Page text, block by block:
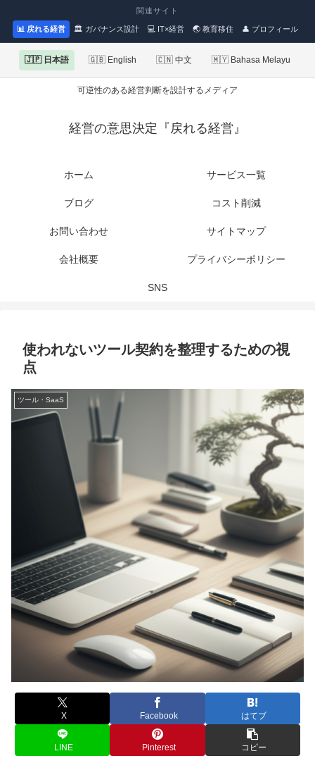
関連サイト
📊 戻れる経営 🏛 ガバナンス設計 💻 IT×経営 🌏 教育移住 👤 プロフィール
🇯🇵 日本語 🇬🇧 English 🇨🇳 中文 🇲🇾 Bahasa Melayu
可逆性のある経営判断を設計するメディア
経営の意思決定『戻れる経営』
ホーム サービス一覧
ブログ コスト削減
お問い合わせ サイトマップ
会社概要 プライバシーポリシー
SNS
使われないツール契約を整理するための視
点
ツール・SaaS
X Facebook はてブ
LINE Pinterest コピー